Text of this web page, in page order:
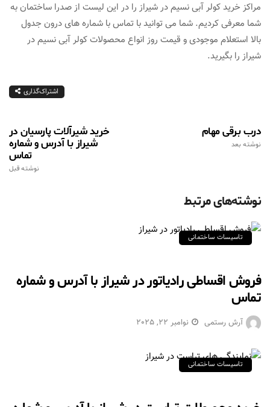
مراکز خرید کولر آبی نسیم در شیراز را در این لیست از صدرا ساختمان به
شما معرفی کردیم. شما می توانید با تماس با شماره های درون جدول
بالا استعلام موجودی و قیمت روز انواع محصولات کولر آبی نسیم در
شیراز را بگیرید.
اشتراک‌گذاری
خرید شیرآلات پارسیان در
شیراز با آدرس و شماره
تماس
نوشته قبل
درب برقی مهام
نوشته بعد
نوشته‌های مرتبط
تاسیسات ساختمانی
فروش اقساطی رادیاتور در شیراز با آدرس و شماره
تماس
آرش رستمی نوامبر 22, 2025
تاسیسات ساختمانی